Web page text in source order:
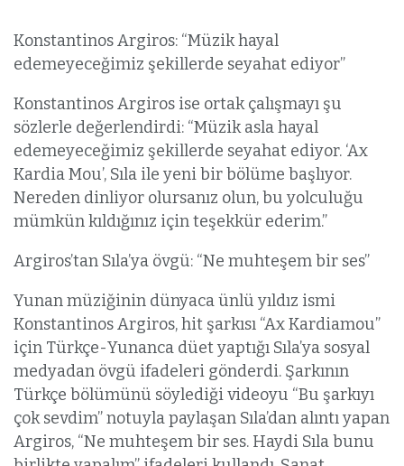
Konstantinos Argiros: “Müzik hayal
edemeyeceğimiz şekillerde seyahat ediyor”
Konstantinos Argiros ise ortak çalışmayı şu
sözlerle değerlendirdi: “Müzik asla hayal
edemeyeceğimiz şekillerde seyahat ediyor. ‘Ax
Kardia Mou’, Sıla ile yeni bir bölüme başlıyor.
Nereden dinliyor olursanız olun, bu yolculuğu
mümkün kıldığınız için teşekkür ederim.”
Argiros’tan Sıla’ya övgü: “Ne muhteşem bir ses”
Yunan müziğinin dünyaca ünlü yıldız ismi
Konstantinos Argiros, hit şarkısı “Ax Kardiamou”
için Türkçe-Yunanca düet yaptığı Sıla’ya sosyal
medyadan övgü ifadeleri gönderdi. Şarkının
Türkçe bölümünü söylediği videoyu “Bu şarkıyı
çok sevdim” notuyla paylaşan Sıla’dan alıntı yapan
Argiros, “Ne muhteşem bir ses. Haydi Sıla bunu